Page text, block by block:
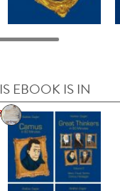
EBOOK IS IN